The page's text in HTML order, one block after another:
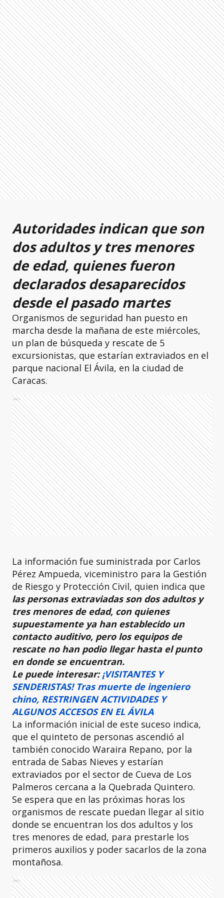
Autoridades indican que son
dos adultos y tres menores
de edad, quienes fueron
declarados desaparecidos
desde el pasado martes
Organismos de seguridad han puesto en
marcha desde la mañana de este miércoles,
un plan de búsqueda y rescate de 5
excursionistas, que estarían extraviados en el
parque nacional El Ávila, en la ciudad de
Caracas.
Ads
La información fue suministrada por Carlos
Pérez Ampueda, viceministro para la Gestión
de Riesgo y Protección Civil, quien indica que
las personas extraviadas son dos adultos y
tres menores de edad, con quienes
supuestamente ya han establecido un
contacto auditivo, pero los equipos de
rescate no han podio llegar hasta el punto
en donde se encuentran.
Le puede interesar: ¡VISITANTES Y
SENDERISTAS! Tras muerte de ingeniero
chino, RESTRINGEN ACTIVIDADES Y
ALGUNOS ACCESOS EN EL ÁVILA
La información inicial de este suceso indica,
que el quinteto de personas ascendió al
también conocido Waraira Repano, por la
entrada de Sabas Nieves y estarían
extraviados por el sector de Cueva de Los
Palmeros cercana a la Quebrada Quintero.
Se espera que en las próximas horas los
organismos de rescate puedan llegar al sitio
donde se encuentran los dos adultos y los
tres menores de edad, para prestarle los
primeros auxilios y poder sacarlos de la zona
montañosa.
Ads